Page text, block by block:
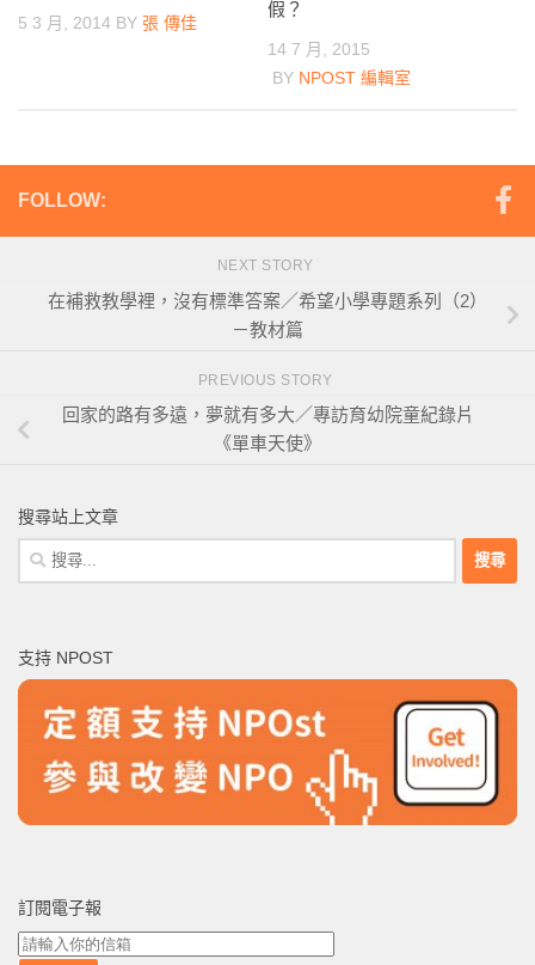
5 3 月, 2014 BY 張 傳佳
假？
14 7 月, 2015
BY NPOST 編輯室
FOLLOW:
NEXT STORY
在補救教學裡，沒有標準答案／希望小學專題系列（2）
－教材篇
PREVIOUS STORY
回家的路有多遠，夢就有多大／專訪育幼院童紀錄片
《單車天使》
搜尋站上文章
搜
尋
字:
支持 NPOST
訂閱電子報